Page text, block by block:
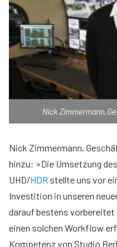
Nick
Nick Zimmermann,
hinzu: »Die Umsetzung
UHD/HDR stellte uns vor
Investition in unseren
darauf bestens vorbereitet
einen solchen Workflow
Kompetenz von Studio